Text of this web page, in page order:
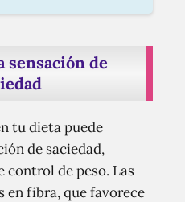
sensación de
tu dieta puede
de saciedad,
control de peso. Las
en fibra, que favorece